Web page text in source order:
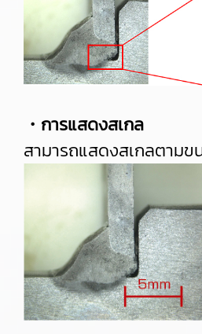
・การแสดงสเกล
สามารถแสดงสเกลตามข